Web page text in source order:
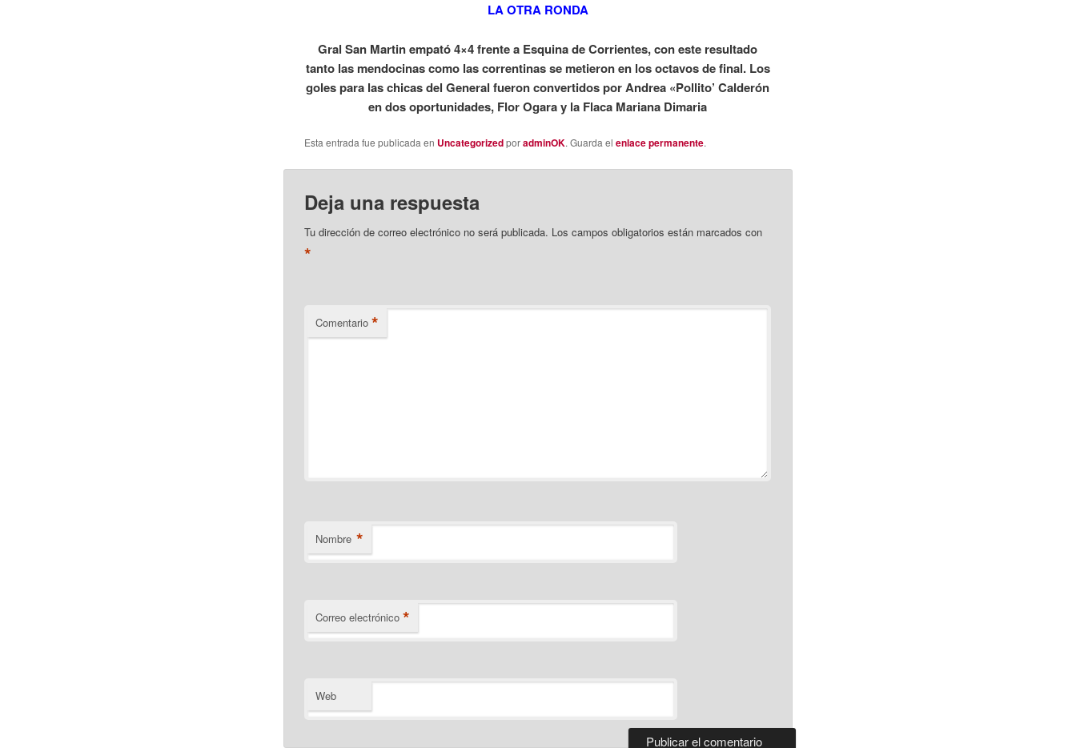
LA OTRA RONDA
Gral San Martin empató 4×4 frente a Esquina de Corrientes, con este resultado
tanto las mendocinas como las correntinas se metieron en los octavos de final. Los
goles para las chicas del General fueron convertidos por Andrea «Pollito’ Calderón
en dos oportunidades, Flor Ogara y la Flaca Mariana Dimaria
Esta entrada fue publicada en UncategorizedporadminOK. Guarda el enlace permanente.
Deja una respuesta
Tu dirección de correo electrónico no será publicada. Los campos obligatorios están marcados con
*
Comentario *
Nombre *
Correo electrónico *
Web